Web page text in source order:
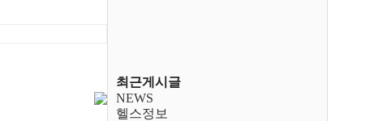
최근게시글
NEWS
헬스정보